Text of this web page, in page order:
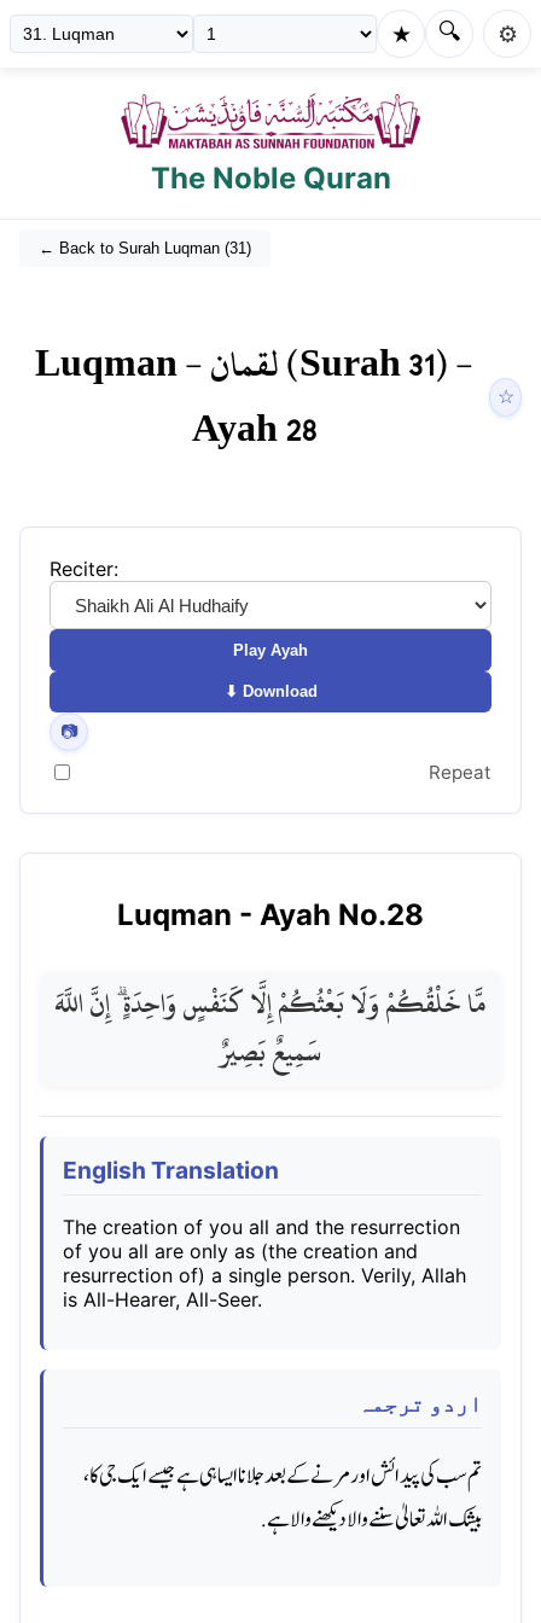
★ 🔍 ⚙️
The Noble Quran
← Back to Surah Luqman (31)
Luqman-لقمان(Surah31) -
Ayah28
☆
Reciter:
Play Ayah
⬇ Download
📷
Repeat
Luqman - Ayah No.28
مَّا خَلْقُكُمْ وَلَا بَعْثُكُمْ إِلَّا كَنَفْسٍ وَاحِدَةٍ ۗ إِنَّ اللَّهَ
سَمِيعٌ بَصِيرٌ
English Translation
The creation of you all and the resurrection
of you all are only as (the creation and
resurrection of) a single person. Verily, Allah
is All-Hearer, All-Seer.
اردو ترجمہ
تم سب کی پیدائش اور مرنے کے بعد جلانا ایسا ہی ہے جیسے ایک جی کا ،
بیشک اللہ تعالیٰ سننے والا دیکھنے والا ہے.